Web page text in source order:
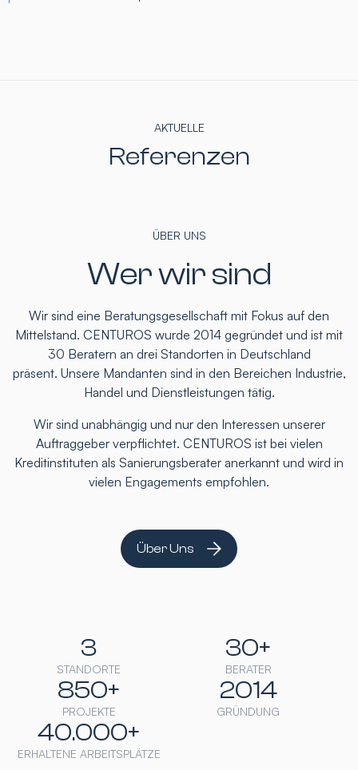
AKTUELLE
Referenzen
ÜBER UNS
Wer wir sind
Wir sind eine Beratungsgesellschaft mit Fokus auf den
Mittelstand. CENTUROS wurde 2014 gegründet und ist mit
30 Beratern an drei Standorten in Deutschland
präsent. Unsere Mandanten sind in den Bereichen Industrie,
Handel und Dienstleistungen tätig.
Wir sind unabhängig und nur den Interessen unserer
Auftraggeber verpflichtet. CENTUROS ist bei vielen
Kreditinstituten als Sanierungsberater anerkannt und wird in
vielen Engagements empfohlen.
Über Uns
STANDORTE
3
BERATER
30+
PROJEKTE
850+
GRÜNDUNG
2014
ERHALTENE ARBEITSPLÄTZE
40.000+